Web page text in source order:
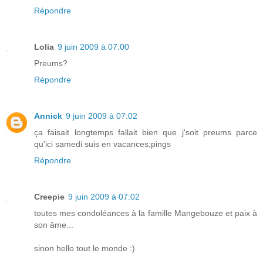
Répondre
Lolia 9 juin 2009 à 07:00
Preums?
Répondre
Annick 9 juin 2009 à 07:02
ça faisait longtemps fallait bien que j'soit preums parce
qu'ici samedi suis en vacances;pings
Répondre
Creepie 9 juin 2009 à 07:02
toutes mes condoléances à la famille Mangebouze et paix à
son âme...
sinon hello tout le monde :)